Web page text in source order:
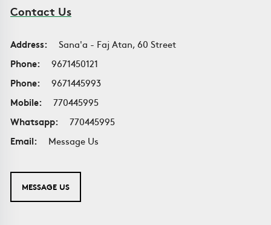
Contact Us
Address:
Sana'a - Faj Atan, 60 Street
Phone:
9671450121
Phone:
9671445993
Mobile:
770445995
Whatsapp:
770445995
Email:
Message Us
MESSAGE US